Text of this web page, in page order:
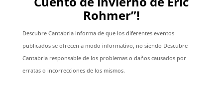
Rohmer”!
Descubre Cantabria informa de que los diferentes eventos
publicados se ofrecen a modo informativo, no siendo Descubre
Cantabria responsable de los problemas o daños causados por
erratas o incorrecciones de los mismos.